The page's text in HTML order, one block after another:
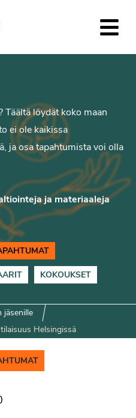
Täältä löydät koko maan
ei ole kaikissa
ja osa tapahtumista voi olla
ja materiaaleja
KOKOUKSET
jäsenille
Helsingissä